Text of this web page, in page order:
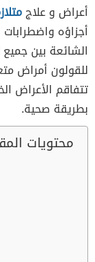
أعراض و علاج
أجزاؤه
الشائعة بين
للقولون أمراض
تتفاقم الأعراض
بطريقة صحية.
محتويات